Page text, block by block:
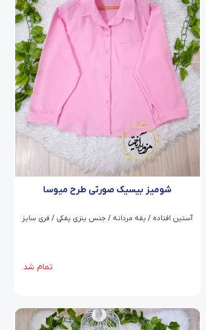
شومیز بیسیک صورتی طرح میوسا
آستین افتاده / یقه مردانه / جنس ینزی پفکی / فری سایز
تمام شد